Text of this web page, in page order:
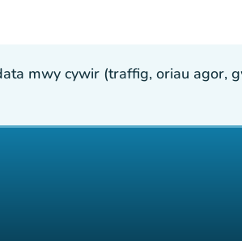
mwy cywir (traffig, oriau agor,